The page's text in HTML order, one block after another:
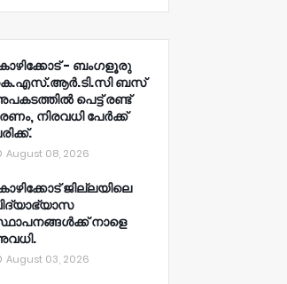
- ബംഗളൂരു
ബസ്
പെട്ട് രണ്ട്
നിരവധി പേർക്ക്
August 08, 2026
ജില്ലയിലെ
നാളെ
August 03, 2026